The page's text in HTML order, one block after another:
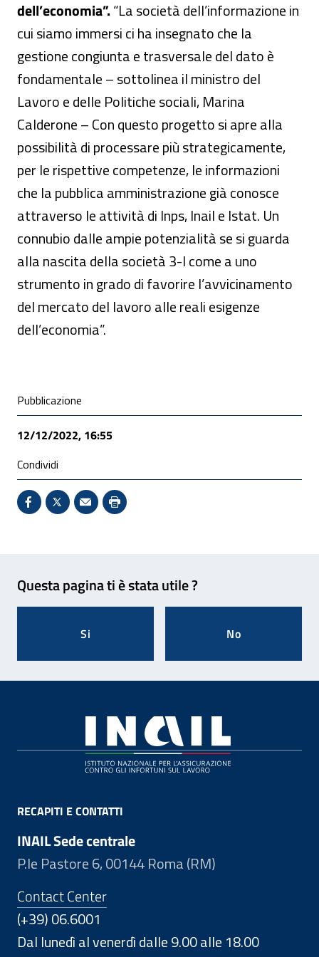
dell’economia”.“La società dell’informazione in
cui siamo immersi ci ha insegnato che la
gestione congiunta e trasversale del dato è
fondamentale – sottolinea il ministro del
Lavoro e delle Politiche sociali, Marina
Calderone – Con questo progetto si apre alla
possibilità di processare più strategicamente,
per le rispettive competenze, le informazioni
che la pubblica amministrazione già conosce
attraverso le attività di Inps, Inail e Istat. Un
connubio dalle ampie potenzialità se si guarda
alla nascita della società 3-I come a uno
strumento in grado di favorire l’avvicinamento
del mercato del lavoro alle reali esigenze
dell’economia”.
Condivisione social
Pubblicazione
12/12/2022, 16:55
Condividi
Condividi su Facebook - Sito esterno - Apertura in
X - Sito esterno - Apertura in nuova finestra
Invio Mail: apre il programma di posta
Stampa pagina: scelta meno
Questa pagina ti è stata utile ?
Si No
RECAPITI E CONTATTI
INAIL Sede centrale
P.le Pastore 6, 00144 Roma (RM)
Contact Center
(+39) 06.6001
Dal lunedì al venerdì dalle 9.00 alle 18.00